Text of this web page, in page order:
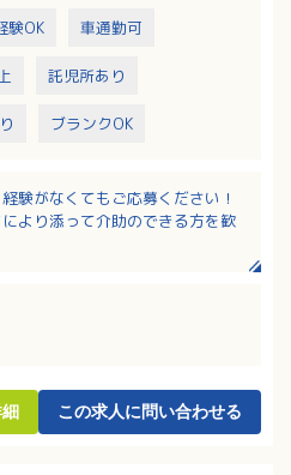
験OK 車通勤可
託児所あり
ブランクOK
験がなくてもご応募ください！
より添って介助のできる方を歓
この求人に問い合わせる